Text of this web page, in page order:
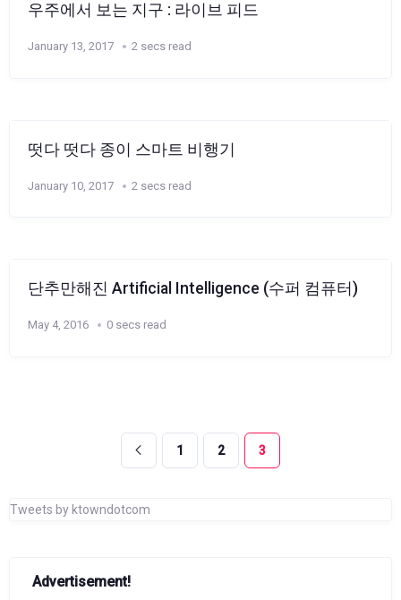
우주에서 보는 지구 : 라이브 피드
January 13, 2017 2 secs read
떳다 떳다 종이 스마트 비행기
January 10, 2017 2 secs read
단추만해진 Artificial Intelligence (수퍼 컴퓨터)
May 4, 2016 0 secs read
1 2 3
Tweets by ktowndotcom
Advertisement!